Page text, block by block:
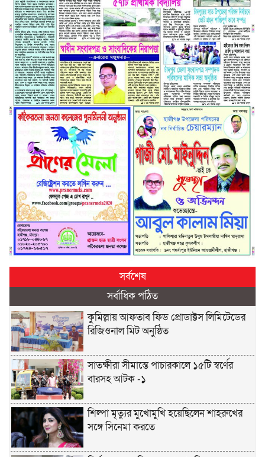
সর্বশেষ
সর্বাধিক পঠিত
কুমিল্লায় আফতাব ফিড প্রোডাক্টস লিমিটেডের
রিজিওনাল মিট অনুষ্ঠিত
সাতক্ষীরা সীমান্তে পাচারকালে ১৫টি স্বর্ণের
বারসহ আটক -১
শিল্পা মৃত্যুর মুখোমুখি হয়েছিলেন শাহরুখের
সঙ্গে সিনেমা করতে